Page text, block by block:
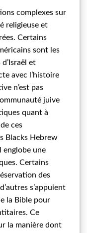
complexes sur
religieuse et
Certains
sont les
et
avec l’histoire
n’est pas
juive
quant à
ces
Blacks Hebrew
englobe une
Certains
des
s’appuient
la Bible pour
Ce
la manière dont